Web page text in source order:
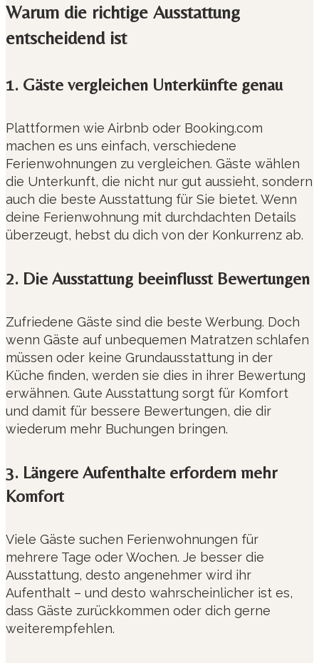
Warum die richtige Ausstattung
entscheidend ist
1. Gäste vergleichen Unterkünfte genau
Plattformen wie Airbnb oder Booking.com
machen es uns einfach, verschiedene
Ferienwohnungen zu vergleichen. Gäste wählen
die Unterkunft, die nicht nur gut aussieht, sondern
auch die beste Ausstattung für Sie bietet. Wenn
deine Ferienwohnung mit durchdachten Details
überzeugt, hebst du dich von der Konkurrenz ab.
2. Die Ausstattung beeinflusst Bewertungen
Zufriedene Gäste sind die beste Werbung. Doch
wenn Gäste auf unbequemen Matratzen schlafen
müssen oder keine Grundausstattung in der
Küche finden, werden sie dies in ihrer Bewertung
erwähnen. Gute Ausstattung sorgt für Komfort
und damit für bessere Bewertungen, die dir
wiederum mehr Buchungen bringen.
3. Längere Aufenthalte erfordern mehr
Komfort
Viele Gäste suchen Ferienwohnungen für
mehrere Tage oder Wochen. Je besser die
Ausstattung, desto angenehmer wird ihr
Aufenthalt – und desto wahrscheinlicher ist es,
dass Gäste zurückkommen oder dich gerne
weiterempfehlen.